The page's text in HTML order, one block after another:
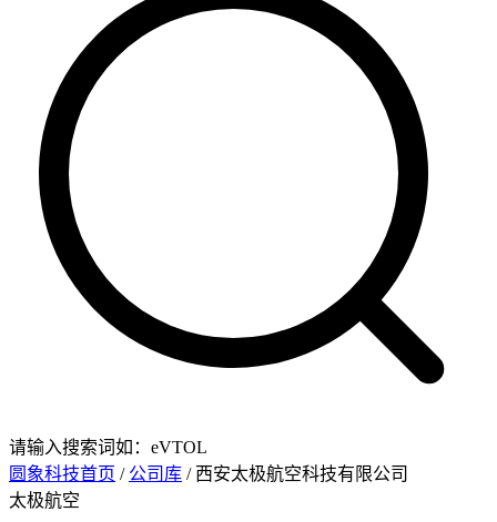
请输入搜索词如：eVTOL
圆象科技首页 / 公司库 / 西安太极航空科技有限公司
太极航空